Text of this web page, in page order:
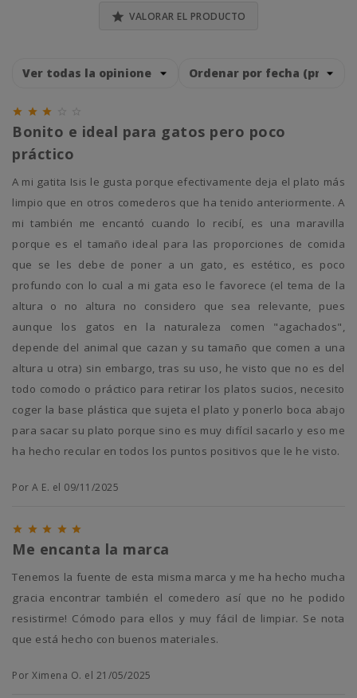
 VALORAR EL PRODUCTO
  
Bonito e ideal para gatos pero poco
práctico
A mi gatita Isis le gusta porque efectivamente deja el plato más
limpio que en otros comederos que ha tenido anteriormente. A
mi también me encantó cuando lo recibí, es una maravilla
porque es el tamaño ideal para las proporciones de comida
que se les debe de poner a un gato, es estético, es poco
profundo con lo cual a mi gata eso le favorece (el tema de la
altura o no altura no considero que sea relevante, pues
aunque los gatos en la naturaleza comen "agachados",
depende del animal que cazan y su tamaño que comen a una
altura u otra) sin embargo, tras su uso, he visto que no es del
todo comodo o práctico para retirar los platos sucios, necesito
coger la base plástica que sujeta el plato y ponerlo boca abajo
para sacar su plato porque sino es muy difícil sacarlo y eso me
ha hecho recular en todos los puntos positivos que le he visto.
Por A E. el 09/11/2025
    
Me encanta la marca
Tenemos la fuente de esta misma marca y me ha hecho mucha
gracia encontrar también el comedero así que no he podido
resistirme! Cómodo para ellos y muy fácil de limpiar. Se nota
que está hecho con buenos materiales.
Por Ximena O. el 21/05/2025